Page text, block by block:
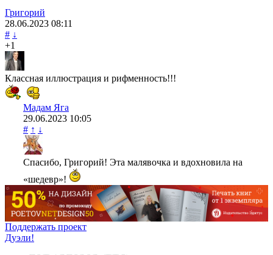
Григорий
28.06.2023 08:11
# ↓
+1
Классная иллюстрация и рифменность!!!
Мадам Яга
29.06.2023 10:05
# ↑ ↓
Спасибо, Григорий! Эта малявочка и вдохновила на
«шедевр»!
Поддержать проект
Дуэли!